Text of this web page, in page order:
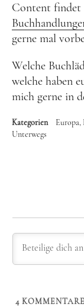
Content findet
gerne mal
Welche
welche haben
mich gerne in
Kategorien Europa
Unterwegs
4 KOMMENTARE